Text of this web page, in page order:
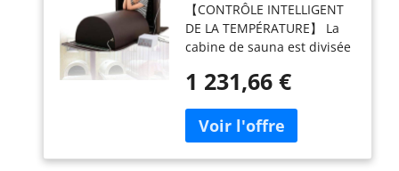
Sauna Personnelle à
Couverture ComplèTe
à 360 DegréS Avec
Oreiller,Sauna
Professionnel Avec
Tapis Infrarouge Avec
Pierres De Tourmaline
Et Germanium
【CONTRÔLE INTELLIGENT
DE LA TEMPÉRATURE】 La
cabine de sauna est divisée
taille et poitrine. La
réglée séparément ou
simultanément. 【CABINE À
IONS NÉGATIFS】 La plaque
1 231,66 €